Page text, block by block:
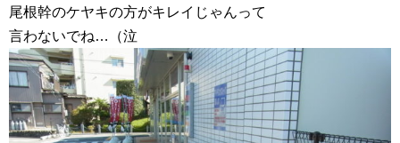
尾根幹のケヤキの方がキレイじゃんって
言わないでね…（泣